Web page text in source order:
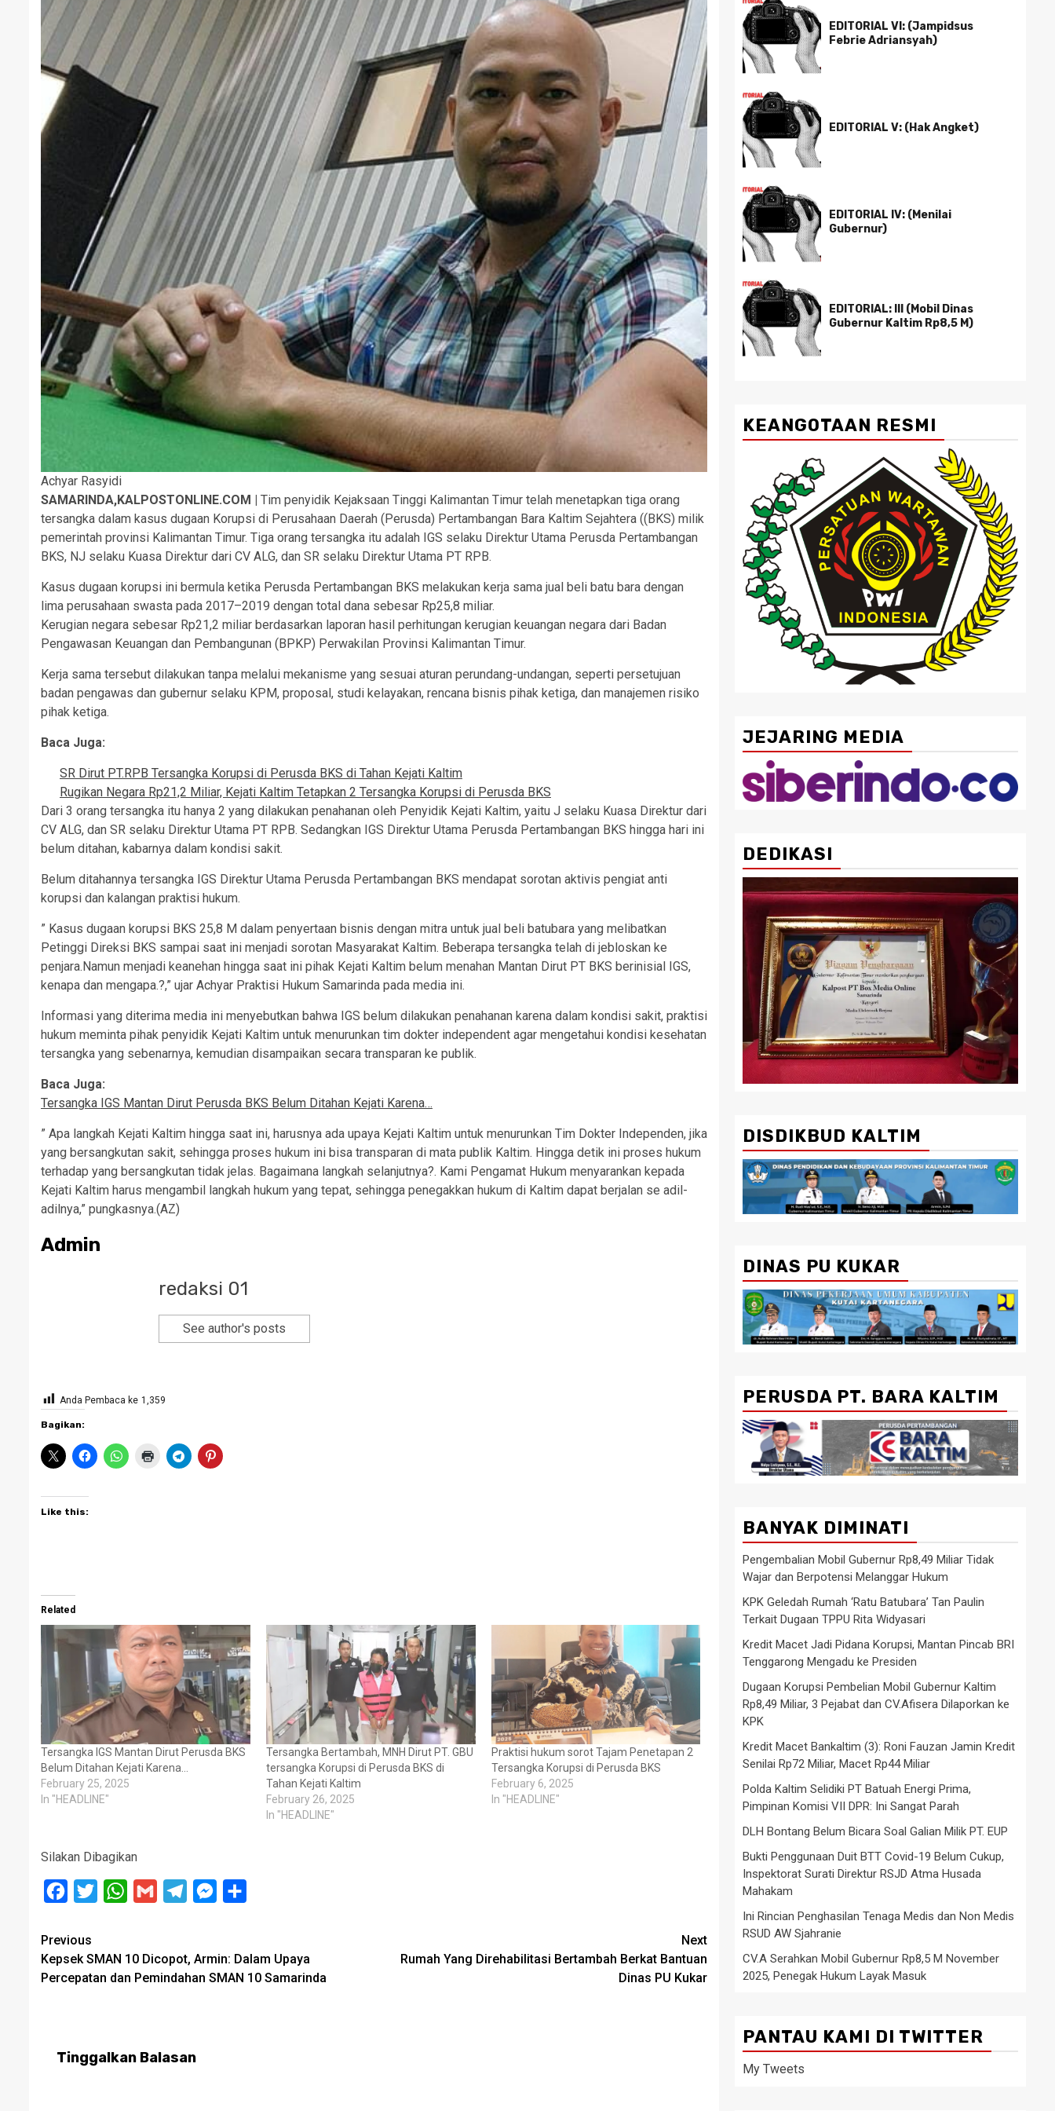
Achyar Rasyidi
SAMARINDA,KALPOSTONLINE.COM | Tim penyidik Kejaksaan Tinggi Kalimantan Timur telah menetapkan tiga orang
tersangka dalam kasus dugaan Korupsi di Perusahaan Daerah (Perusda) Pertambangan Bara Kaltim Sejahtera ((BKS) milik
pemerintah provinsi Kalimantan Timur. Tiga orang tersangka itu adalah IGS selaku Direktur Utama Perusda Pertambangan
BKS, NJ selaku Kuasa Direktur dari CV ALG, dan SR selaku Direktur Utama PT RPB.
Kasus dugaan korupsi ini bermula ketika Perusda Pertambangan BKS melakukan kerja sama jual beli batu bara dengan
lima perusahaan swasta pada 2017–2019 dengan total dana sebesar Rp25,8 miliar.
Kerugian negara sebesar Rp21,2 miliar berdasarkan laporan hasil perhitungan kerugian keuangan negara dari Badan
Pengawasan Keuangan dan Pembangunan (BPKP) Perwakilan Provinsi Kalimantan Timur.
Kerja sama tersebut dilakukan tanpa melalui mekanisme yang sesuai aturan perundang-undangan, seperti persetujuan
badan pengawas dan gubernur selaku KPM, proposal, studi kelayakan, rencana bisnis pihak ketiga, dan manajemen risiko
pihak ketiga.
Baca Juga:
SR Dirut PT.RPB Tersangka Korupsi di Perusda BKS di Tahan Kejati Kaltim
Rugikan Negara Rp21,2 Miliar, Kejati Kaltim Tetapkan 2 Tersangka Korupsi di Perusda BKS
Dari 3 orang tersangka itu hanya 2 yang dilakukan penahanan oleh Penyidik Kejati Kaltim, yaitu J selaku Kuasa Direktur dari
CV ALG, dan SR selaku Direktur Utama PT RPB. Sedangkan IGS Direktur Utama Perusda Pertambangan BKS hingga hari ini
belum ditahan, kabarnya dalam kondisi sakit.
Belum ditahannya tersangka IGS Direktur Utama Perusda Pertambangan BKS mendapat sorotan aktivis pengiat anti
korupsi dan kalangan praktisi hukum.
” Kasus dugaan korupsi BKS 25,8 M dalam penyertaan bisnis dengan mitra untuk jual beli batubara yang melibatkan
Petinggi Direksi BKS sampai saat ini menjadi sorotan Masyarakat Kaltim. Beberapa tersangka telah di jebloskan ke
penjara.Namun menjadi keanehan hingga saat ini pihak Kejati Kaltim belum menahan Mantan Dirut PT BKS berinisial IGS,
kenapa dan mengapa.?,” ujar Achyar Praktisi Hukum Samarinda pada media ini.
Informasi yang diterima media ini menyebutkan bahwa IGS belum dilakukan penahanan karena dalam kondisi sakit, praktisi
hukum meminta pihak penyidik Kejati Kaltim untuk menurunkan tim dokter independent agar mengetahui kondisi kesehatan
tersangka yang sebenarnya, kemudian disampaikan secara transparan ke publik.
Baca Juga:
Tersangka IGS Mantan Dirut Perusda BKS Belum Ditahan Kejati Karena…
” Apa langkah Kejati Kaltim hingga saat ini, harusnya ada upaya Kejati Kaltim untuk menurunkan Tim Dokter Independen, jika
yang bersangkutan sakit, sehingga proses hukum ini bisa transparan di mata publik Kaltim. Hingga detik ini proses hukum
terhadap yang bersangkutan tidak jelas. Bagaimana langkah selanjutnya?. Kami Pengamat Hukum menyarankan kepada
Kejati Kaltim harus mengambil langkah hukum yang tepat, sehingga penegakkan hukum di Kaltim dapat berjalan se adil-
adilnya,” pungkasnya.(AZ)
Admin
redaksi 01
See author's posts
Anda Pembaca ke 1,359
Bagikan:
Like this:
Related
Tersangka IGS Mantan Dirut Perusda BKS
Belum Ditahan Kejati Karena…
February 25, 2025
In "HEADLINE"
Tersangka Bertambah, MNH Dirut PT. GBU
tersangka Korupsi di Perusda BKS di
Tahan Kejati Kaltim
February 26, 2025
In "HEADLINE"
Praktisi hukum sorot Tajam Penetapan 2
Tersangka Korupsi di Perusda BKS
February 6, 2025
In "HEADLINE"
Silakan Dibagikan
Facebook
Twitter WhatsApp
Gmail TelegramMessenger
Post
navigation
Previous
Kepsek SMAN 10 Dicopot, Armin: Dalam Upaya
Percepatan dan Pemindahan SMAN 10 Samarinda
Next
Rumah Yang Direhabilitasi Bertambah Berkat Bantuan
Dinas PU Kukar
Tinggalkan Balasan
EDITORIAL VI: (Jampidsus
Febrie Adriansyah)
EDITORIAL V: (Hak Angket)
EDITORIAL IV: (Menilai
Gubernur)
EDITORIAL: III (Mobil Dinas
Gubernur Kaltim Rp8,5 M)
KEANGOTAAN RESMI
JEJARING MEDIA
DEDIKASI
DISDIKBUD KALTIM
DINAS PU KUKAR
PERUSDA PT. BARA KALTIM
BANYAK DIMINATI
Pengembalian Mobil Gubernur Rp8,49 Miliar Tidak
Wajar dan Berpotensi Melanggar Hukum
KPK Geledah Rumah ‘Ratu Batubara’ Tan Paulin
Terkait Dugaan TPPU Rita Widyasari
Kredit Macet Jadi Pidana Korupsi, Mantan Pincab BRI
Tenggarong Mengadu ke Presiden
Dugaan Korupsi Pembelian Mobil Gubernur Kaltim
Rp8,49 Miliar, 3 Pejabat dan CV.Afisera Dilaporkan ke
KPK
Kredit Macet Bankaltim (3): Roni Fauzan Jamin Kredit
Senilai Rp72 Miliar, Macet Rp44 Miliar
Polda Kaltim Selidiki PT Batuah Energi Prima,
Pimpinan Komisi VII DPR: Ini Sangat Parah
DLH Bontang Belum Bicara Soal Galian Milik PT. EUP
Bukti Penggunaan Duit BTT Covid-19 Belum Cukup,
Inspektorat Surati Direktur RSJD Atma Husada
Mahakam
Ini Rincian Penghasilan Tenaga Medis dan Non Medis
RSUD AW Sjahranie
CV.A Serahkan Mobil Gubernur Rp8,5 M November
2025, Penegak Hukum Layak Masuk
PANTAU KAMI DI TWITTER
My Tweets